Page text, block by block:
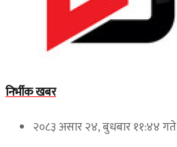
निर्भीक खबर
२०८३ असार २४, बुधबार ११:४४ गते